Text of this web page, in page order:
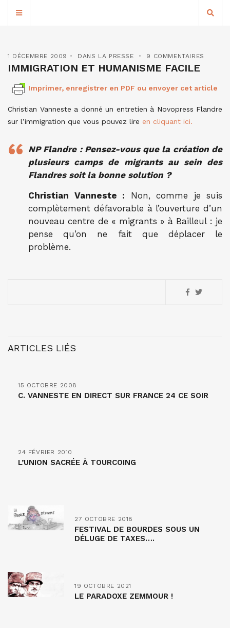
1 DÉCEMBRE 2009 DANS LA PRESSE 9 COMMENTAIRES
IMMIGRATION ET HUMANISME FACILE
Imprimer, enregistrer en PDF ou envoyer cet article
Christian Vanneste a donné un entretien à Novopress Flandre
sur l’immigration que vous pouvez lire en cliquant ici.
NP Flandre : Pensez-vous que la création de
plusieurs camps de migrants au sein des
Flandres soit la bonne solution ?
Christian Vanneste : Non, comme je suis
complètement défavorable à l’ouverture d’un
nouveau centre de « migrants » à Bailleul : je
pense qu’on ne fait que déplacer le
problème.
ARTICLES LIÉS
15 OCTOBRE 2008
C. VANNESTE EN DIRECT SUR FRANCE 24 CE SOIR
24 FÉVRIER 2010
L’UNION SACRÉE À TOURCOING
27 OCTOBRE 2018
FESTIVAL DE BOURDES SOUS UN
DÉLUGE DE TAXES….
19 OCTOBRE 2021
LE PARADOXE ZEMMOUR !